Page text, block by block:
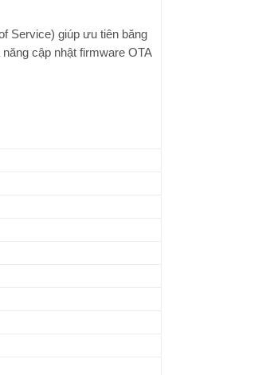
Service) giúp ưu tiên băng
năng cập nhật firmware OTA